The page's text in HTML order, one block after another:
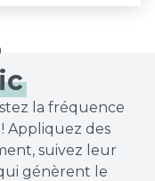
la fréquence
Appliquez des
suivez leur
génèrent le